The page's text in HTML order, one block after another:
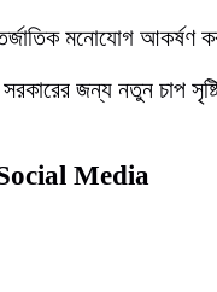
মনোযোগ আকর্ষণ
সরকারের জন্য নতুন
Media